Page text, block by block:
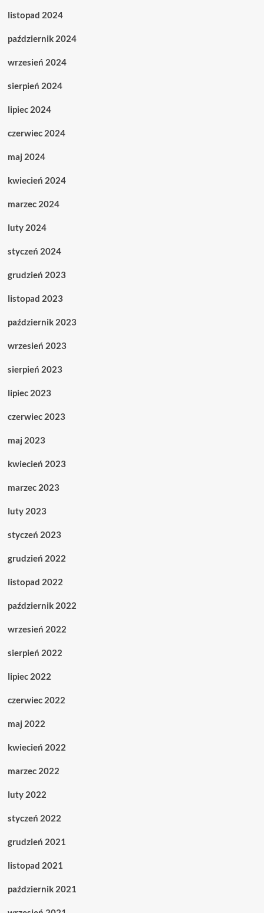
listopad 2024
październik 2024
wrzesień 2024
sierpień 2024
lipiec 2024
czerwiec 2024
maj 2024
kwiecień 2024
marzec 2024
luty 2024
styczeń 2024
grudzień 2023
listopad 2023
październik 2023
wrzesień 2023
sierpień 2023
lipiec 2023
czerwiec 2023
maj 2023
kwiecień 2023
marzec 2023
luty 2023
styczeń 2023
grudzień 2022
listopad 2022
październik 2022
wrzesień 2022
sierpień 2022
lipiec 2022
czerwiec 2022
maj 2022
kwiecień 2022
marzec 2022
luty 2022
styczeń 2022
grudzień 2021
listopad 2021
październik 2021